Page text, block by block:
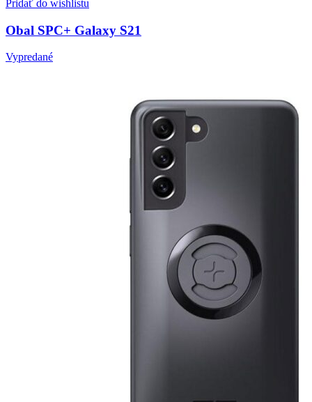
Pridať do wishlistu
Obal SPC+ Galaxy S21
Vypredané